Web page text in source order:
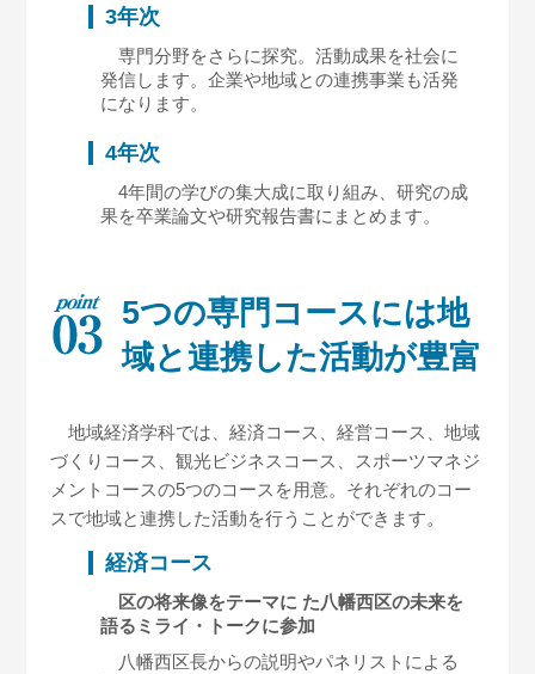
3年次
専門分野をさらに探究。活動成果を社会に
発信します。企業や地域との連携事業も活発
になります。
4年次
4年間の学びの集大成に取り組み、研究の成
果を卒業論文や研究報告書にまとめます。
5つの専門コースには地
域と連携した活動が豊富
地域経済学科では、経済コース、経営コース、地域
づくりコース、観光ビジネスコース、スポーツマネジ
メントコースの5つのコースを用意。それぞれのコー
スで地域と連携した活動を行うことができます。
経済コース
区の将来像をテーマに た八幡西区の未来を
語るミライ・トークに参加
八幡西区長からの説明やパネリストによる